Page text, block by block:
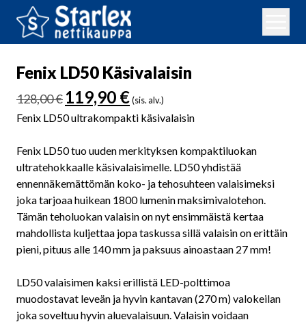
Fenix LD50 Käsivalaisin
128,00€ Alkuperäinen
hinta
oli:
119,90 €Nykyinen
hinta
on:
(sis. alv.)
Fenix LD50 ultrakompakti käsivalaisin
Fenix LD50 tuo uuden merkityksen kompaktiluokan
ultratehokkaalle käsivalaisimelle. LD50 yhdistää
ennennäkemättömän koko- ja tehosuhteen valaisimeksi
joka tarjoaa huikean 1800 lumenin maksimivalotehon.
Tämän teholuokan valaisin on nyt ensimmäistä kertaa
mahdollista kuljettaa jopa taskussa sillä valaisin on erittäin
pieni, pituus alle 140 mm ja paksuus ainoastaan 27 mm!
LD50 valaisimen kaksi erillistä LED-polttimoa
muodostavat leveän ja hyvin kantavan (270 m) valokeilan
joka soveltuu hyvin aluevalaisuun. Valaisin voidaan